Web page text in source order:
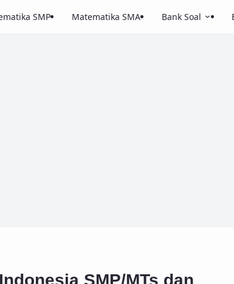
SMP Matematika SMA Bank Soal
SMP/MTs dan